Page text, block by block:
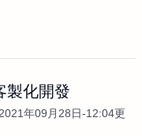
製化開發
2021年09月28日-12:04更